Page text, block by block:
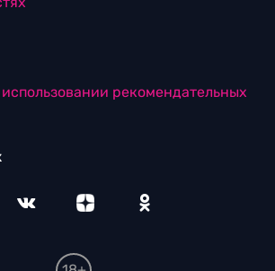
рекомендательных